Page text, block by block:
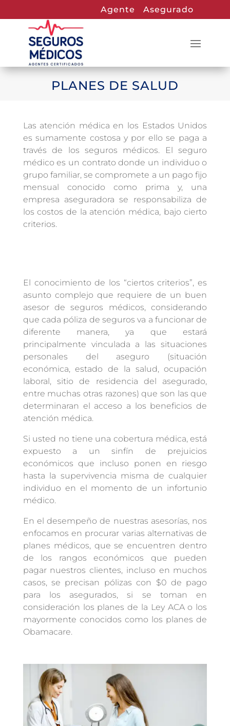
Agente Asegurado
PLANES DE SALUD
Las atención médica en los Estados Unidos
es sumamente costosa y por ello se paga a
través de los seguros médicos. El seguro
médico es un contrato donde un individuo o
grupo familiar, se compromete a un pago fijo
mensual conocido como prima y, una
empresa aseguradora se responsabiliza de
los costos de la atención médica, bajo cierto
criterios.
El conocimiento de los “ciertos criterios”, es
asunto complejo que requiere de un buen
asesor de seguros médicos, considerando
que cada póliza de seguros va a funcionar de
diferente manera, ya que estará
principalmente vinculada a las situaciones
personales del aseguro (situación
económica, estado de la salud, ocupación
laboral, sitio de residencia del asegurado,
entre muchas otras razones) que son las que
determinaran el acceso a los beneficios de
atención médica.
Si usted no tiene una cobertura médica, está
expuesto a un sinfín de prejuicios
económicos que incluso ponen en riesgo
hasta la supervivencia misma de cualquier
individuo en el momento de un infortunio
médico.
En el desempeño de nuestras asesorías, nos
enfocamos en procurar varias alternativas de
planes médicos, que se encuentren dentro
de los rangos económicos que pueden
pagar nuestros clientes, incluso en muchos
casos, se precisan pólizas con $0 de pago
para los asegurados, si se toman en
consideración los planes de la Ley ACA o los
mayormente conocidos como los planes de
Obamacare.